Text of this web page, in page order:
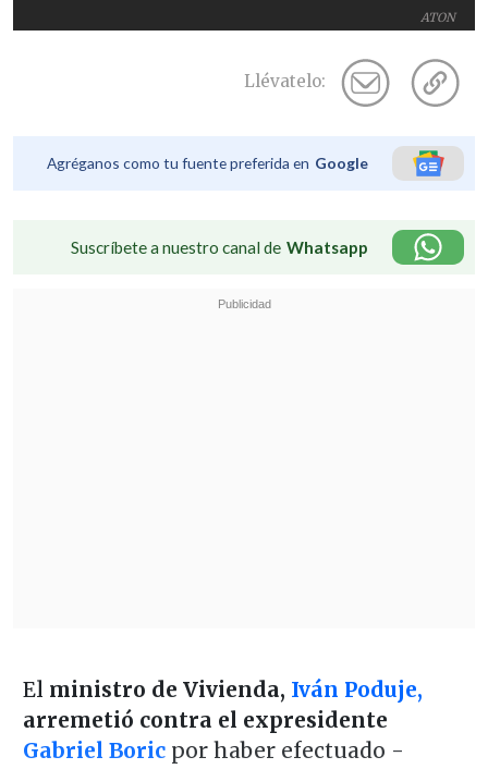
ATON
Llévatelo:
Agréganos como tu fuente preferida en Google
Suscríbete a nuestro canal de Whatsapp
El ministro de Vivienda, Iván Poduje,
arremetió contra el expresidente
Gabriel Boric por haber efectuado -